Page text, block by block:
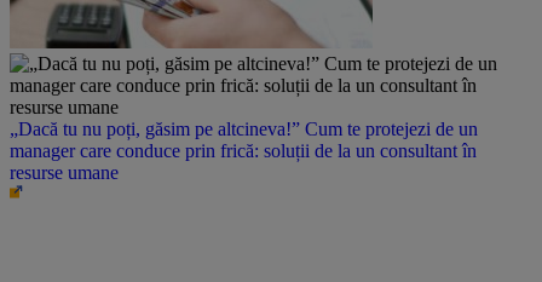
„Dacă tu nu poți, găsim pe altcineva!” Cum te protejezi de un
manager care conduce prin frică: soluții de la un consultant în
resurse umane